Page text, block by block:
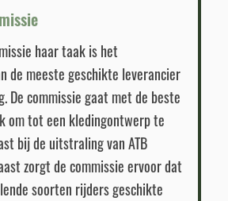
haar taak is het
de meeste geschikte leverancier
De commissie gaat met de beste
om tot een kledingontwerp te
bij de uitstraling van ATB
zorgt de commissie ervoor dat
soorten rijders geschikte